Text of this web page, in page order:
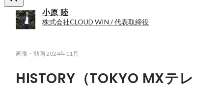
小原 陸
株式会社CLOUD WIN / 代表取締役
画像・動画2024年11月
HISTORY（TOKYO MXテレ